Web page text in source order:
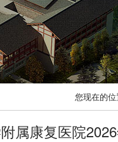
您现在的位
康复医院